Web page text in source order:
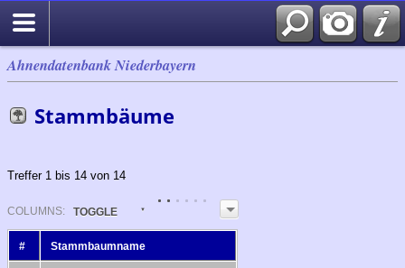
Ahnendatenbank Niederbayern
Stammbäume
Treffer 1 bis 14 von 14
COLUMN S: TOGGLE
# Stammbaumname